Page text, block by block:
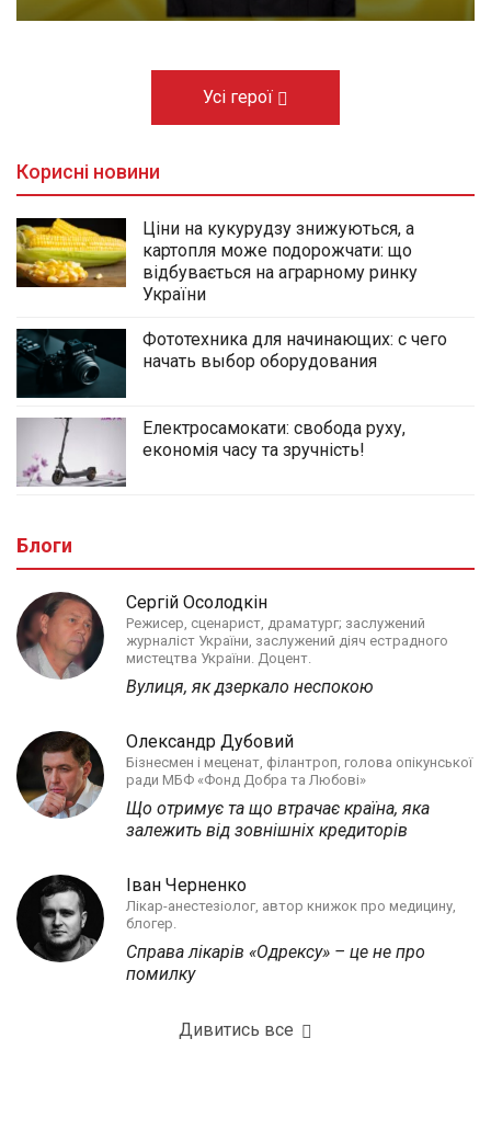
Усі герої
Корисні новини
Ціни на кукурудзу знижуються, а
картопля може подорожчати: що
відбувається на аграрному ринку
України
Фототехника для начинающих: с чего
начать выбор оборудования
Електросамокати: свобода руху,
економія часу та зручність!
Блоги
Сергій Осолодкін
Режисер, сценарист, драматург; заслужений
журналіст України, заслужений діяч естрадного
мистецтва України. Доцент.
Вулиця, як дзеркало неспокою
Олександр Дубовий
Бізнесмен і меценат, філантроп, голова опікунської
ради МБФ «Фонд Добра та Любові»
Що отримує та що втрачає країна, яка
залежить від зовнішніх кредиторів
Іван Черненко
Лікар-анестезіолог, автор книжок про медицину,
блогер.
Справа лікарів «Одрексу» – це не про
помилку
Дивитись все